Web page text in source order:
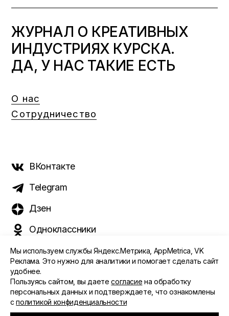
ЖУРНАЛ О КРЕАТИВНЫХ
ИНДУСТРИЯХ КУРСКА.
ДА, У НАС ТАКИЕ ЕСТЬ
О нас
Сотрудничество
ВКонтакте
Telegram
Дзен
Одноклассники
©️ 2015 - 2026 Интернет-журнал «Морс». Все права
защищены
ПОЛИТИКА ОБРАБОТКИ ПЕРСОНАЛЬНЫХ ДАННЫХ
Мы используем службы Яндекс.Метрика, AppMetrica, VK
Реклама. Это нужно для аналитики и помогает сделать сайт
удобнее.
Пользуясь сайтом, вы даетесогласие на обработку
персональных данных и подтверждаете, что ознакомлены
сполитикой конфиденциальности